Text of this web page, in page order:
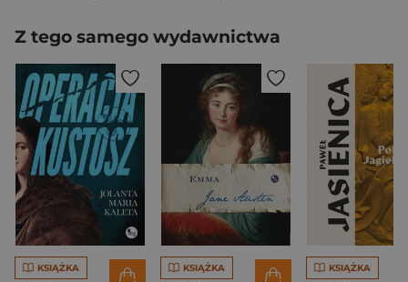
Z tego samego wydawnictwa
KSIĄŻKA KSIĄŻKA KSIĄŻKA